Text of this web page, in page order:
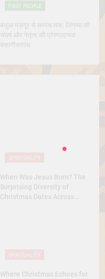
FIRST PEOPLE
बंधुआ मज़दूर से सरपंच तक: लिंगम्मा की
संघर्ष और नेतृत्व की प्रेरणादायक
कहानीसरपंच
When Was Jesus Born? The
Surprising Diversity of
Christmas Dates Across
Where Christmas Echoes for